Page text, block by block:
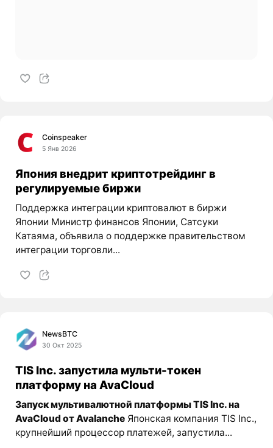
Coinspeaker
5 Янв 2026
Япония внедрит криптотрейдинг в
регулируемые биржи
Поддержка интеграции криптовалют в биржи
Японии Министр финансов Японии, Сатсуки
Катаяма, объявила о поддержке правительством
интеграции торговли...
NewsBTC
30 Окт 2025
TIS Inc. запустила мульти-токен
платформу на AvaCloud
Запуск мультивалютной платформы TIS Inc. на
AvaCloud от AvalancheЯпонская компания TIS Inc.,
крупнейший процессор платежей, запустила...